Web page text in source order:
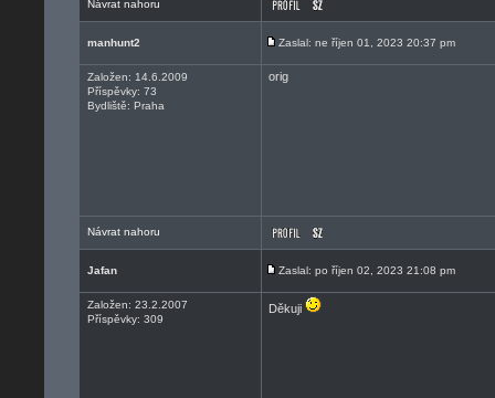
Návrat nahoru
manhunt2 Zaslal: ne říjen 01, 2023 20:37 pm
Založen: 14.6.2009
Příspěvky: 73
Bydliště: Praha
orig
Návrat nahoru
Jafan Zaslal: po říjen 02, 2023 21:08 pm
Založen: 23.2.2007
Příspěvky: 309
Děkuji